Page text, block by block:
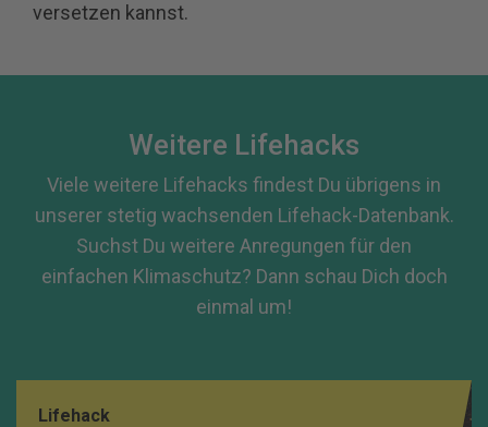
versetzen kannst.
Weitere Lifehacks
Viele weitere Lifehacks findest Du übrigens in
unserer stetig wachsenden Lifehack-Datenbank.
Suchst Du weitere Anregungen für den
einfachen Klimaschutz? Dann schau Dich doch
einmal um!
Lifehack